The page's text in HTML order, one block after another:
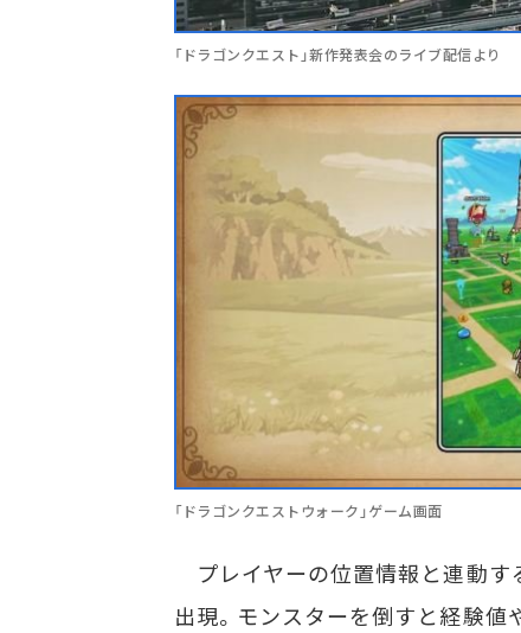
「ドラゴンクエスト」新作発表会のライブ配信より
「ドラゴンクエストウォーク」ゲーム画面
プレイヤーの位置情報と連動す
出現。モンスターを倒すと経験値